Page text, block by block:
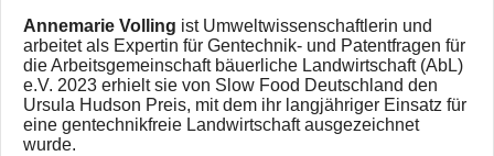
Annemarie Volling ist Umweltwissenschaftlerin und
arbeitet als Expertin für Gentechnik- und Patentfragen für
die Arbeitsgemeinschaft bäuerliche Landwirtschaft (AbL)
e.V. 2023 erhielt sie von Slow Food Deutschland den
Ursula Hudson Preis, mit dem ihr langjähriger Einsatz für
eine gentechnikfreie Landwirtschaft ausgezeichnet
wurde.